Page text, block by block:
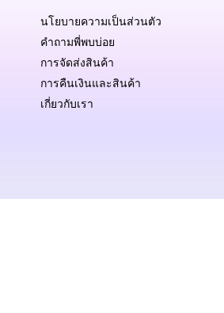
นโยบายความเป็นส่วนตัว
คำถามพี่พบบ่อย
การจัดส่งสินค้า
การคืนเงินและสินค้า
เกี่ยวกับเรา